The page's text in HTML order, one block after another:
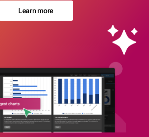
Learn more